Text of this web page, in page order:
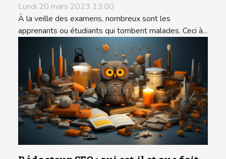
Lundi 20 mars 2023 13:00
À la veille des examens, nombreux sont les
apprenants ou étudiants qui tombent malades. Ceci à...